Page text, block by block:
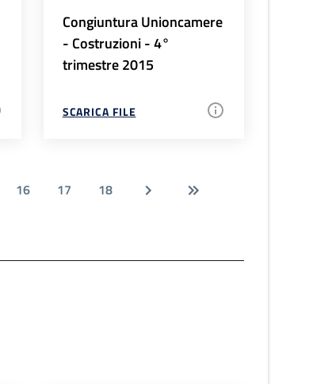
Congiuntura Unioncamere
- Costruzioni - 4°
trimestre 2015
SCARICA FILE
16 17 18